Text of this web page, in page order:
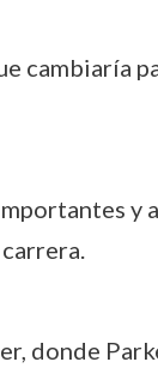
cambiaría
y
donde